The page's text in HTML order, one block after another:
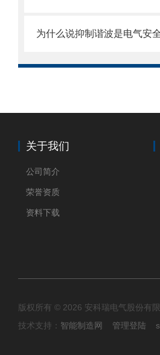
关于我们
公司简介
荣誉资质
资料下载
版权所有 © 2026 安科瑞电气股份有
技术支持： 智能制造网 管理登陆